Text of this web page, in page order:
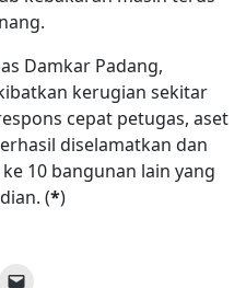
Damkar Padang,
kerugian sekitar
cepat petugas, aset
diselamatkan dan
10 bangunan lain yang
(*)